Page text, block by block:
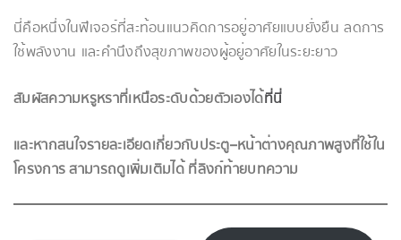
นี่คือหนึ่งในฟีเจอร์ที่สะท้อนแนวคิดการอยู่อาศัยแบบยั่งยืน ลดการ
ใช้พลังงาน และคำนึงถึงสุขภาพของผู้อยู่อาศัยในระยะยาว
สัมผัสความหรูหราที่เหนือระดับด้วยตัวเองได้ที่นี่
และหากสนใจรายละเอียดเกี่ยวกับประตู–หน้าต่างคุณภาพสูงที่ใช้ใน
โครงการ สามารถดูเพิ่มเติมได้ ที่ลิงก์ท้ายบทความ